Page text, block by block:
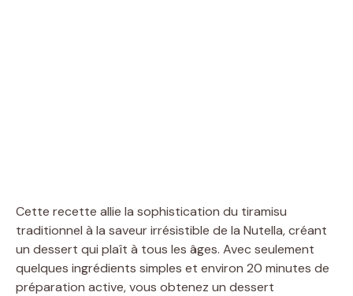
Cette recette allie la sophistication du tiramisu
traditionnel à la saveur irrésistible de la Nutella, créant
un dessert qui plaît à tous les âges. Avec seulement
quelques ingrédients simples et environ 20 minutes de
préparation active, vous obtenez un dessert